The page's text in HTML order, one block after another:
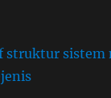
struktur sistem